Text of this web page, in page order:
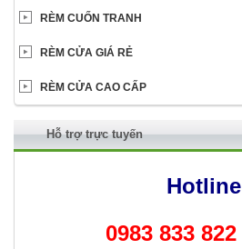
RÈM CUỐN TRANH
RÈM CỬA GIÁ RẺ
RÈM CỬA CAO CẤP
Hỗ trợ trực tuyến
Hotline
0983 833 822